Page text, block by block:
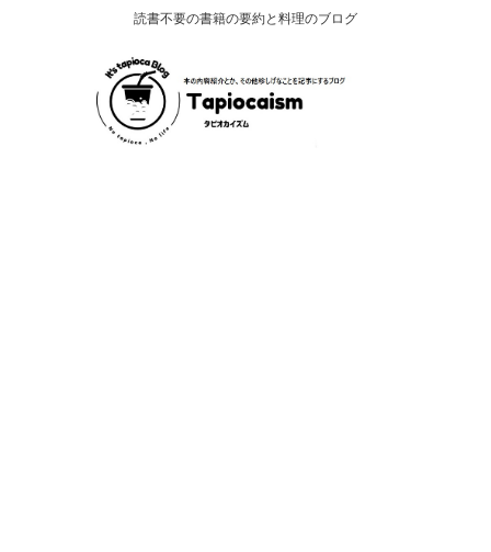
読書不要の書籍の要約と料理のブログ